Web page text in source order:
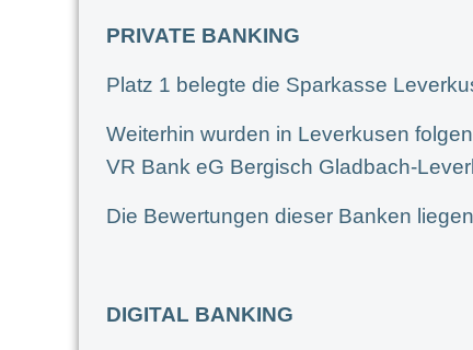
PRIVATE BANKING
Platz 1 belegte die Sparkasse
Weiterhin wurden in Leverkusen
VR Bank eG Bergisch Gladbach-
Die Bewertungen dieser Banken
DIGITAL BANKING